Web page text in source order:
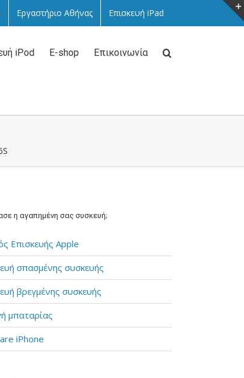
Εργαστήριο Αθήνας Επισκευή iPad
iPod E-shop Επικοινωνία
η αγαπημένη σας συσκευή;
Επισκευής Apple
σπασμένης συσκευής
βρεγμένης συσκευής
μπαταρίας
iPhone